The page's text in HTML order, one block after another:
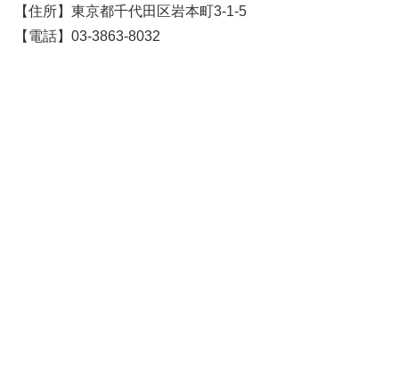
【住所】東京都千代田区岩本町3-1-5
【電話】03-3863-8032